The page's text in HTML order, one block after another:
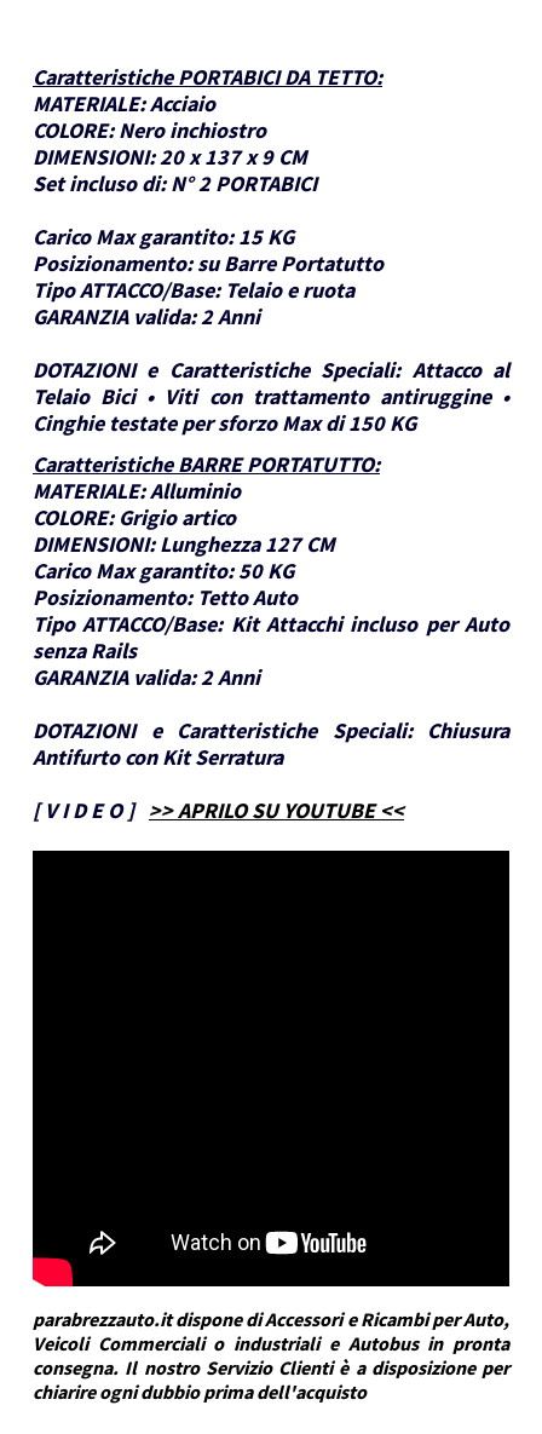
Caratteristiche PORTABICI DA TETTO:
MATERIALE:Acciaio
COLORE: Nero inchiostro
DIMENSIONI:20 x 137 x 9 CM
Set incluso di: N° 2 PORTABICI
Carico Max garantito: 15 KG
Posizionamento: su Barre Portatutto
Tipo ATTACCO/Base: Telaio e ruota
GARANZIA valida:2 Anni
DOTAZIONI e Caratteristiche Speciali: Attacco al
Telaio Bici • Viti con trattamento antiruggine •
Cinghie testate per sforzo Max di 150 KG
Caratteristiche BARRE PORTATUTTO:
MATERIALE:Alluminio
COLORE: Grigio artico
DIMENSIONI: Lunghezza 127 CM
Carico Max garantito: 50 KG
Posizionamento: Tetto Auto
Tipo ATTACCO/Base: Kit Attacchi incluso per Auto
senza Rails
GARANZIA valida:2 Anni
DOTAZIONI e Caratteristiche Speciali:
Chiusura
Antifurto con Kit Serratura
[V I D E O] >> APRILO SU YOUTUBE <<
parabrezzauto.it dispone di Accessori e Ricambi per Auto,
Veicoli Commerciali o industriali e Autobus in pronta
consegna. Il nostro Servizio Clienti è a disposizione per
chiarire ogni dubbio prima dell'acquisto